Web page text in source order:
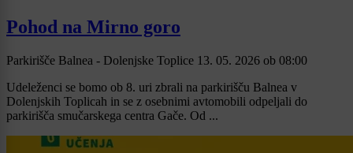
Pohod na Mirno goro
Parkirišče Balnea - Dolenjske Toplice 13. 05. 2026 ob 08:00
Udeleženci se bomo ob 8. uri zbrali na parkirišču Balnea v
Dolenjskih Toplicah in se z osebnimi avtomobili odpeljali do
parkirišča smučarskega centra Gače. Od ...